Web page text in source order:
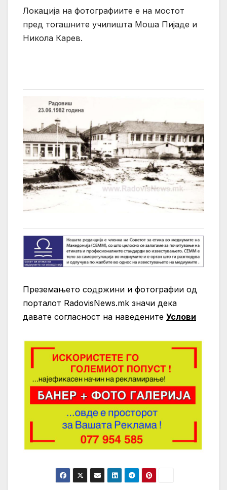
Локација на фотографиите е на мостот
пред тогашните училишта Моша Пијаде и
Никола Карев.
Преземањето содржини и фотографии од
порталот RadovisNews.mk значи дека
давате согласност на нaведените Услови